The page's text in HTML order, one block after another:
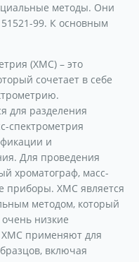
методы. Они
99. К основным
(ХМС) – это
сочетает в себе
для разделения
спектрометрия
и
Для проведения
хроматограф, масс-
приборы. ХМС является
методом, который
низкие
ХМС применяют для
включая